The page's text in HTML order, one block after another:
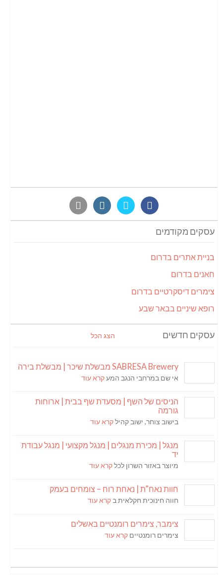
עסקים מקודמים
בניית אתרים בדרום
חאנים בדרום
צימרים דיסקרטיים בדרום
רופא שיניים בבאר שבע
עסקים חדשים הצג הכל
SABRESA Brewery מבשלת שיכר | מבשלת בירה
אי שם במרחבי הנגב המעקרא עוד
הניסים של השף | מסעדת שף בבית | ארוחות
גורמה
בישוב צוחר, ישוב קהילקרא עוד
מנגל | מכירת מנגלים | מנגל מקצועי | מנגל עבודת
יד
מיוצר באזור השרון לכלקרא עוד
חוות נאח”ת | נאחת רוח – צומחים בעמק
חווה חינוכית חקלאית ב קרא עוד
צימבר, צימרים רומנטיים באשלים
צימרים רומנטיים קרא עוד